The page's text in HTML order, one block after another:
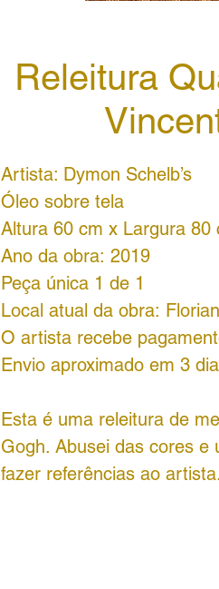
Releitura
Artista: Dymon Schelb’s
Óleo sobre tela
Altura 60 cm x Largura 80
Ano da obra: 2019
Peça única 1 de 1
Local atual da obra:
O artista recebe
Envio aproximado em 3
Esta é uma releitura de
Gogh. Abusei das cores e
fazer referências ao artista.